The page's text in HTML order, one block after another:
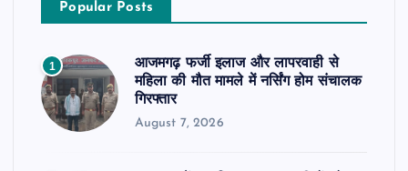
Popular Posts
1
आजमगढ़ फर्जी इलाज और लापरवाही से
महिला की मौत मामले में नर्सिंग होम संचालक
गिरफ्तार
August 7, 2026